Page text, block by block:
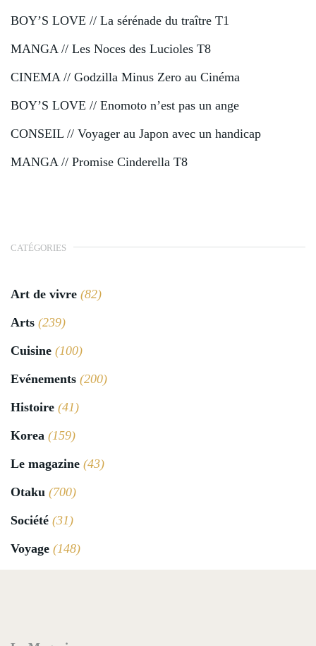
BOY’S LOVE // La sérénade du traître T1
MANGA // Les Noces des Lucioles T8
CINEMA // Godzilla Minus Zero au Cinéma
BOY’S LOVE // Enomoto n’est pas un ange
CONSEIL // Voyager au Japon avec un handicap
MANGA // Promise Cinderella T8
CATÉGORIES
Art de vivre (82)
Arts (239)
Cuisine (100)
Evénements (200)
Histoire (41)
Korea (159)
Le magazine (43)
Otaku (700)
Société (31)
Voyage (148)